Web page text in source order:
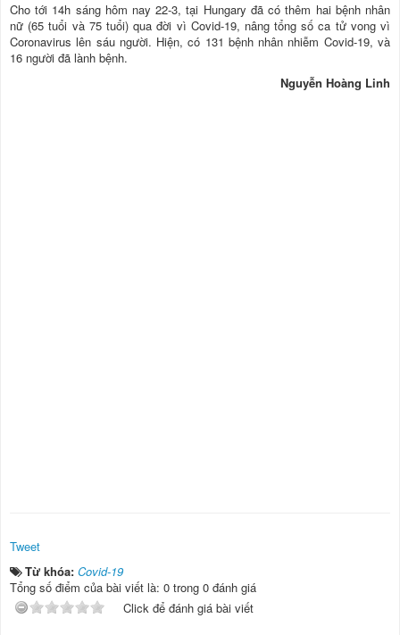
Cho tới 14h sáng hôm nay 22-3, tại Hungary đã có thêm hai bệnh nhân
nữ (65 tuổi và 75 tuổi) qua đời vì Covid-19, nâng tổng số ca tử vong vì
Coronavirus lên sáu người. Hiện, có 131 bệnh nhân nhiễm Covid-19, và
16 người đã lành bệnh.
Nguyễn Hoàng Linh
Tweet
Từ khóa: Covid-19
Tổng số điểm của bài viết là: 0 trong 0 đánh giá
Click để đánh giá bài viết